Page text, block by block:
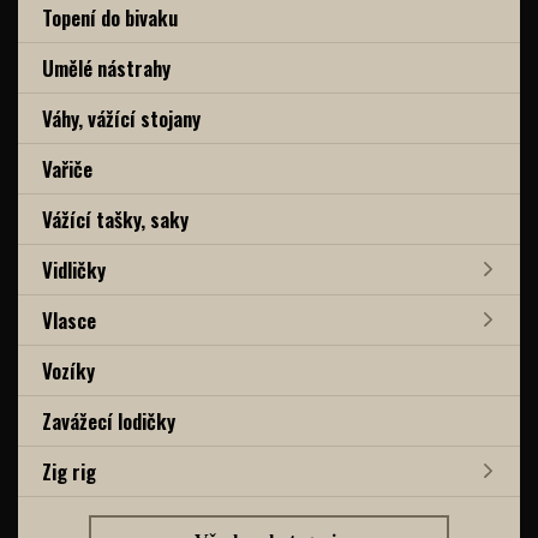
Topení do bivaku
Umělé nástrahy
Váhy, vážící stojany
Vařiče
Vážící tašky, saky
Vidličky
Vlasce
Vozíky
Zavážecí lodičky
Zig rig